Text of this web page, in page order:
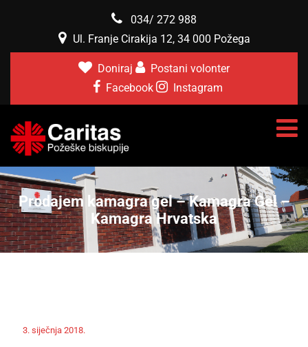
034/ 272 988
Ul. Franje Cirakija 12, 34 000 Požega
Doniraj
Postani volonter
Facebook
Instagram
Prodajem kamagra gel – Kamagra Gel –
Kamagra Hrvatska
3. siječnja 2018.